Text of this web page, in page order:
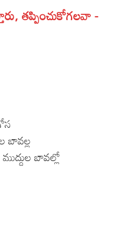
SongsSongs
తప్పించుకోగలవా -
బావల్ల
బావల్లో